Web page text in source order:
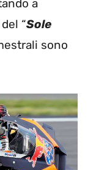
a
“Sole
sono